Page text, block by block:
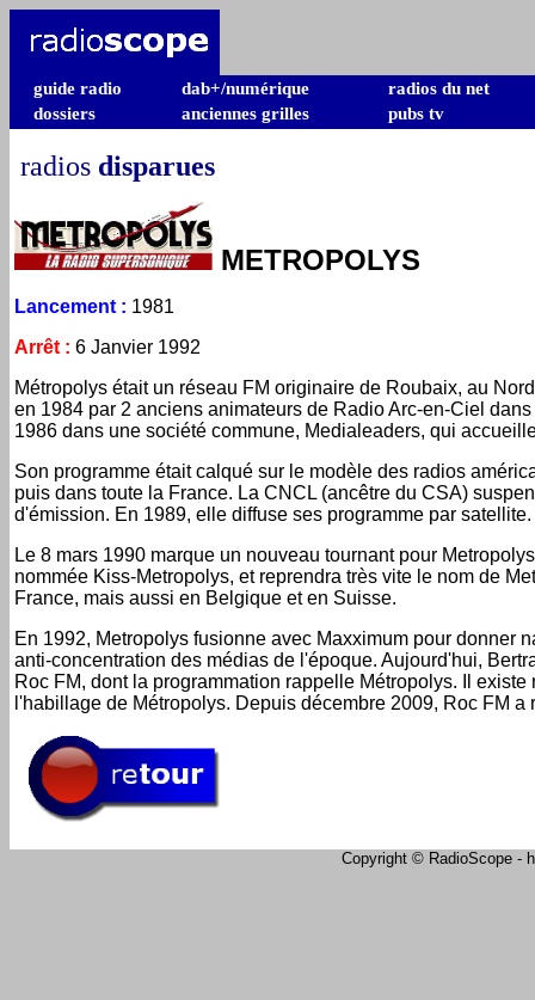
guide radio dab+/numérique
radios du net
dossiers
anciennes grilles pubs tv
radios disparues
METROPOLYS
Lancement : 1981
Arrêt : 6 Janvier 1992
Métropolys était un réseau FM originaire de Roubaix, au
en 1984 par 2 anciens animateurs de Radio Arc-en-Ciel
1986 dans une société commune, Medialeaders, qui
Son programme était calqué sur le modèle des radios
puis dans toute la France. La CNCL (ancêtre du CSA)
d'émission. En 1989, elle diffuse ses programme par satellite.
Le 8 mars 1990 marque un nouveau tournant pour
nommée Kiss-Metropolys, et reprendra très vite le nom de
France, mais aussi en Belgique et en Suisse.
En 1992, Metropolys fusionne avec Maxximum pour donner
anti-concentration des médias de l'époque. Aujourd'hui,
Roc FM, dont la programmation rappelle Métropolys. Il
l'habillage de Métropolys. Depuis décembre 2009, Roc FM a
Copyright © RadioScope -